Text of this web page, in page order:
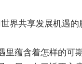
界共享发展机遇的
蕴含着怎样的可